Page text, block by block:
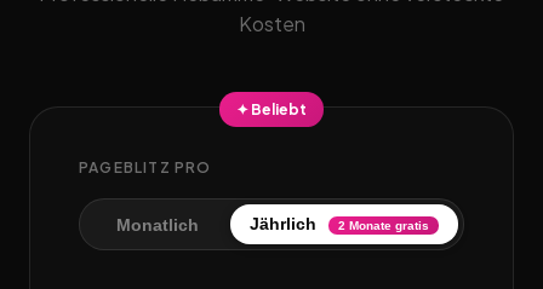
Kosten
✦ Beliebt
PAGEBLITZ PRO
Monatlich Jährlich 2 Monate gratis